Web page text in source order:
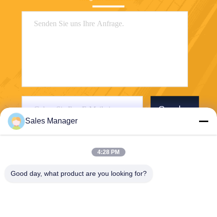
Senden
Sales Manager
4:28 PM
Good day, what product are you looking for?